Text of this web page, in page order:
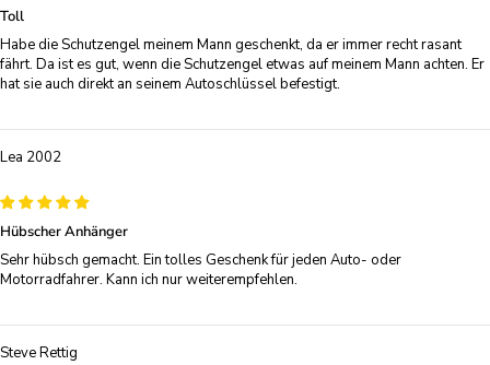
Toll
Habe die Schutzengel meinem Mann geschenkt, da er immer recht rasant
fährt. Da ist es gut, wenn die Schutzengel etwas auf meinem Mann achten. Er
hat sie auch direkt an seinem Autoschlüssel befestigt.
Lea 2002
Hübscher Anhänger
Sehr hübsch gemacht. Ein tolles Geschenk für jeden Auto- oder
Motorradfahrer. Kann ich nur weiterempfehlen.
Steve Rettig